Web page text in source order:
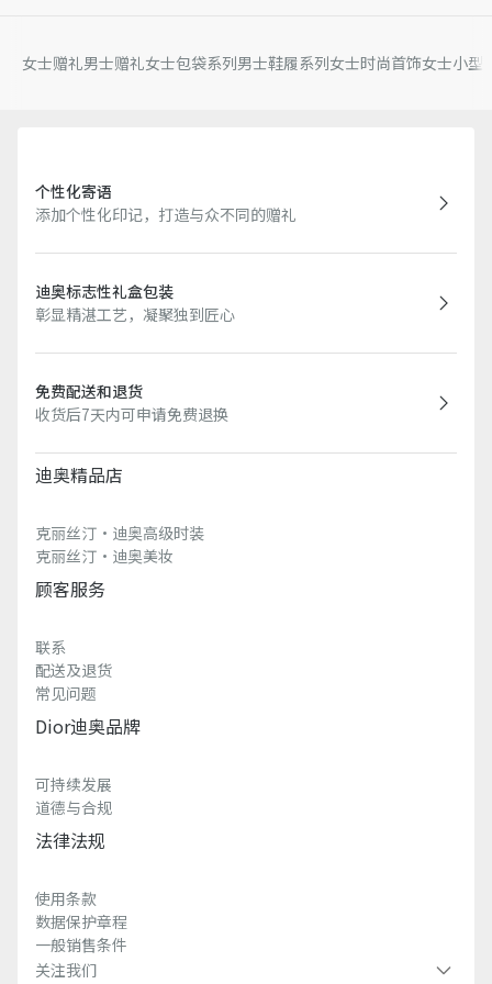
女士赠礼男士赠礼女士包袋系列男士鞋履系列女士时尚首饰女士小型
个性化寄语
添加个性化印记，打造与众不同的赠礼
迪奥标志性礼盒包装
彰显精湛工艺，凝聚独到匠心
免费配送和退货
收货后7天内可申请免费退换
迪奥精品店
克丽丝汀·迪奥高级时装
克丽丝汀·迪奥美妆
顾客服务
联系
配送及退货
常见问题
Dior迪奥品牌
可持续发展
道德与合规
法律法规
使用条款
数据保护章程
一般销售条件
关注我们